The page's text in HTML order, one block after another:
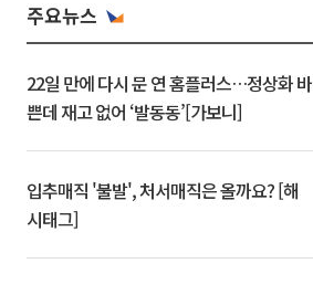
주요뉴스
22일 만에 다시 문 연 홈플러스…정상화 바
쁜데 재고 없어 ‘발동동’[가보니]
입추매직 '불발', 처서매직은 올까요? [해
시태그]